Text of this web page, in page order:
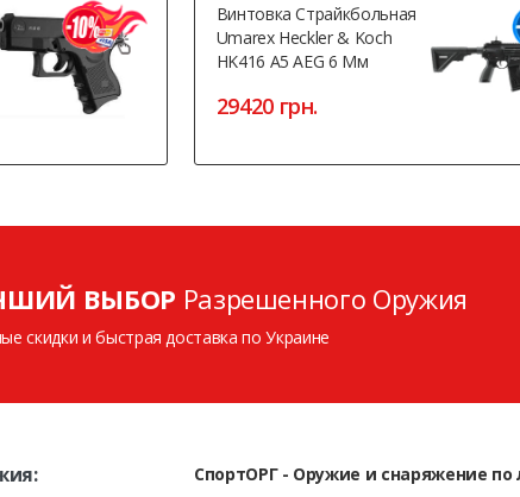
Винтовка Страйкбольная
Umarex Heckler & Koch
HK416 A5 AEG 6 Мм
29420 грн.
ВЫБОР Разрешенного Оружия
скидки и быстрая доставка по Украине
СпортОРГ - Оружие и снаряжение